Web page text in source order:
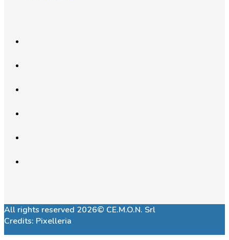
All rights reserved 2026© CE.M.O.N. Srl
Credits: Pixelleria